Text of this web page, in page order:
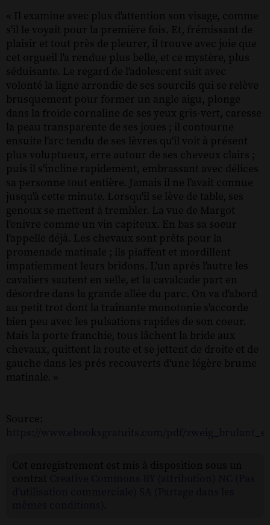
« Il examine avec plus d'attention son visage, comme
s'il le voyait pour la première fois. Et, frémissant de
plaisir et tout près de pleurer, il trouve avec joie que
cet orgueil l'a rendue plus belle, et ce mystère, plus
séduisante. Le regard de l'adolescent suit avec
volonté la ligne arrondie de ses sourcils qui se relève
brusquement pour former un angle aigu, plonge
dans la froide cornaline de ses yeux gris-vert, caresse
la peau transparente de ses joues ; il contourne
ensuite l'arc tendu de ses lèvres qu'il voit à présent
plus voluptueux, erre autour de ses cheveux clairs ;
puis il s'incline rapidement, embrassant avec délices
sa personne tout entière. Jamais il ne l'avait connue
jusqu'à cette minute. Lorsqu'il se lève de table, ses
genoux se mettent à trembler. La vue de Margot
l'enivre comme un vin capiteux. En bas sa soeur
l'appelle déjà. Les chevaux sont prêts pour la
promenade matinale ; ils piaffent et mordillent
impatiemment leurs bridons. L'un après l'autre les
cavaliers sautent en selle, et la cavalcade part en
désordre dans la grande allée du parc. On va d'abord
au petit trot dont la traînante monotonie s'accorde
bien peu avec les pulsations rapides de son coeur.
Mais la porte franchie, tous lâchent la bride aux
chevaux, quittent la route et se jettent de droite et de
gauche dans les prés recouverts d'une légère brume
matinale. »
Source: